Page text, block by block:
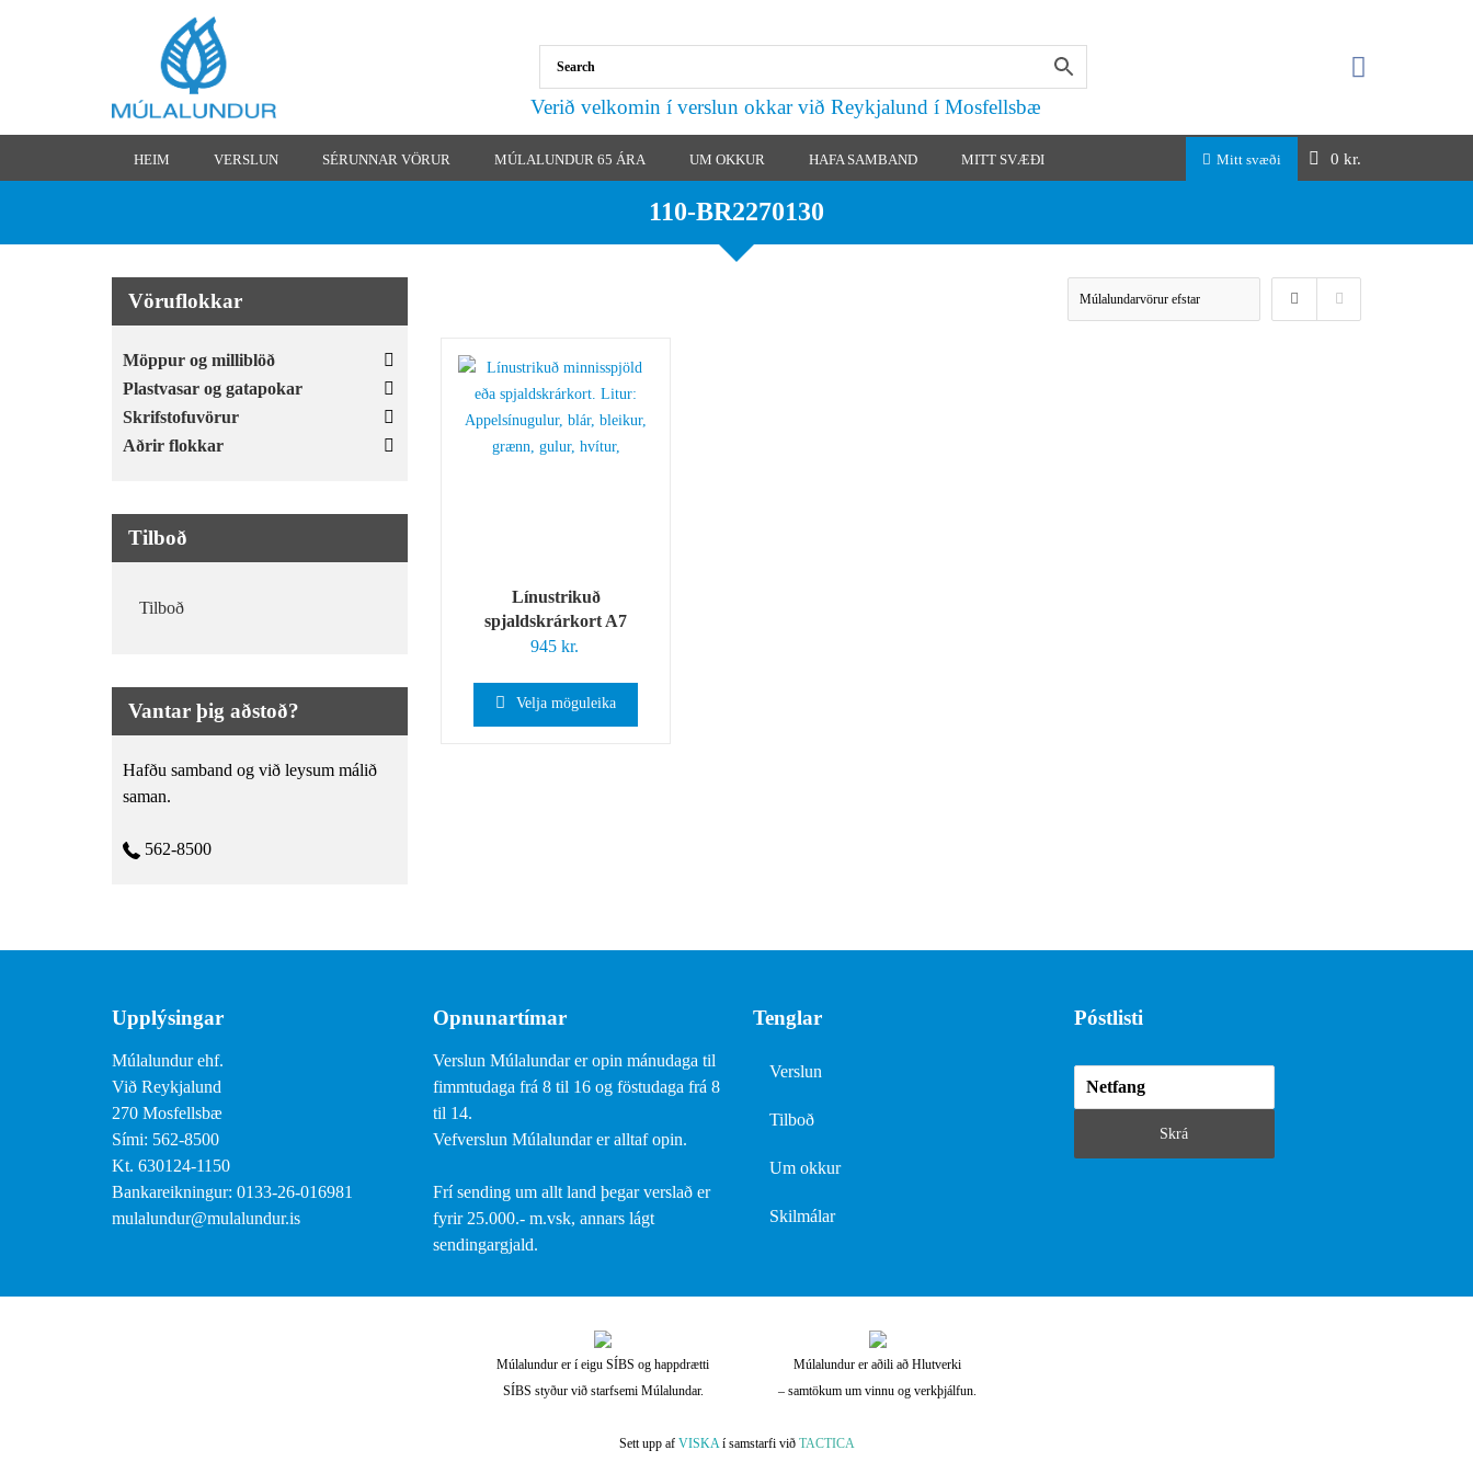
Verið velkomin í verslun okkar við Reykjalund í Mosfellsbæ
HEIM VERSLUN SÉRUNNAR VÖRUR MÚLALUNDUR 65 ÁRA UM OKKUR HAFA SAMBAND MITT SVÆÐI Mitt svæði 0 kr.
110-BR2270130
Línustrikuð
spjaldskrárkort A7
945 kr.
Velja möguleika
Vöruflokkar
Möppur og milliblöð
Plastvasar og gatapokar
Skrifstofuvörur
Aðrir flokkar
Tilboð
Tilboð
Vantar þig aðstoð?
Hafðu samband og við leysum málið
saman.
562-8500
Upplýsingar
Múlalundur ehf.
Við Reykjalund
270 Mosfellsbæ
Sími: 562-8500
Kt. 630124-1150
Bankareikningur: 0133-26-016981
mulalundur@mulalundur.is
Opnunartímar
Verslun Múlalundar er opin mánudaga til
fimmtudaga frá 8 til 16 og föstudaga frá 8
til 14.
Vefverslun Múlalundar er alltaf opin.
Frí sending um allt land þegar verslað er
fyrir 25.000.- m.vsk, annars lágt
sendingargjald.
Tenglar
Verslun
Tilboð
Um okkur
Skilmálar
Póstlisti
Múlalundur er í eigu SÍBS og happdrætti
SÍBS styður við starfsemi Múlalundar.
Múlalundur er aðili að Hlutverki
– samtökum um vinnu og verkþjálfun.
Sett upp af VISKAí samstarfi við TACTICA